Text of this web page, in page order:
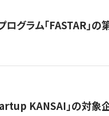
グラム「FASTAR」
KANSAI」の対象